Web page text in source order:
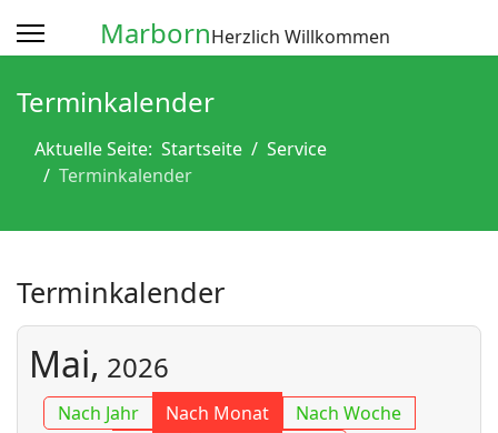
MarbornHerzlich Willkommen
Terminkalender
Aktuelle Seite: Startseite
Service
Terminkalender
Terminkalender
Mai, 2026
Nach Jahr Nach Monat
Nach Woche